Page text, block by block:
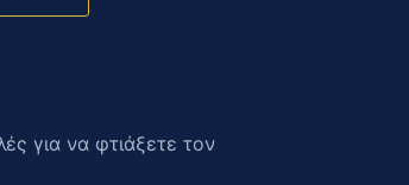
για να φτιάξετε τον